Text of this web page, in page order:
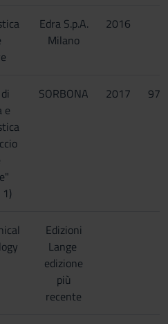
Edra S.p.A.
Milano
2016
e
SORBONA 2017
Edizioni
Lange 
edizione
più
recente